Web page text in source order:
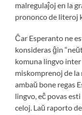
malregulaĵoj en la
prononco de literoj
Ĉar Esperanto ne
konsideras ĝin
komuna lingvo
miskomprenoj de la
ambaŭ bone regas
lingvo, eĉ povas
celoj. Laŭ raporto